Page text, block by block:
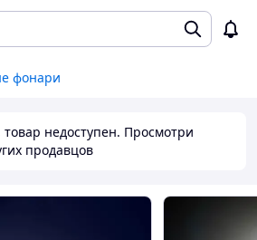
фонари
недоступен. Просмотри
продавцов